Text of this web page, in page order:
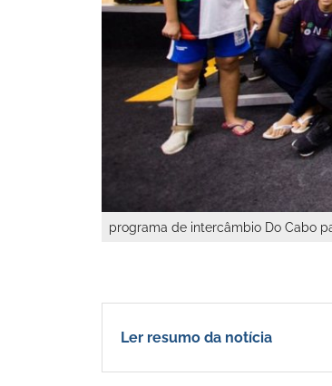
programa de intercâmbio Do Cabo
Ler resumo da notícia